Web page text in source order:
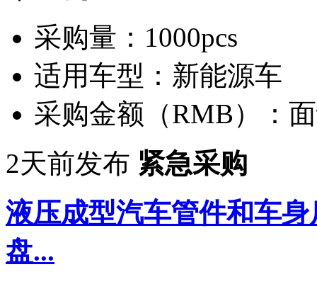
采购量： 1000pcs
适用车型： 新能源车
采购金额（RMB）：
2天前发布 紧急采购
液压成型汽车管件和车
盘...